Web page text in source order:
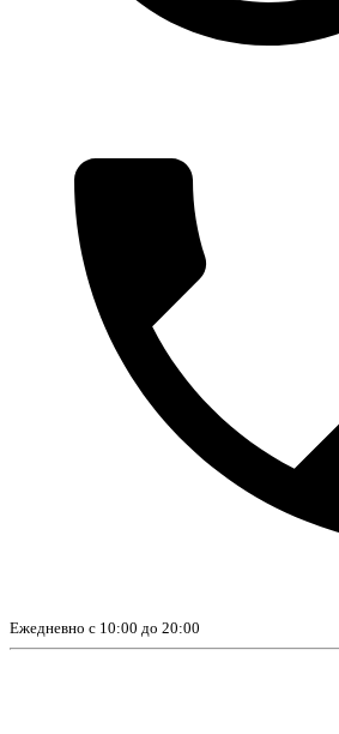
Ежедневно с 10:00 до 20:00